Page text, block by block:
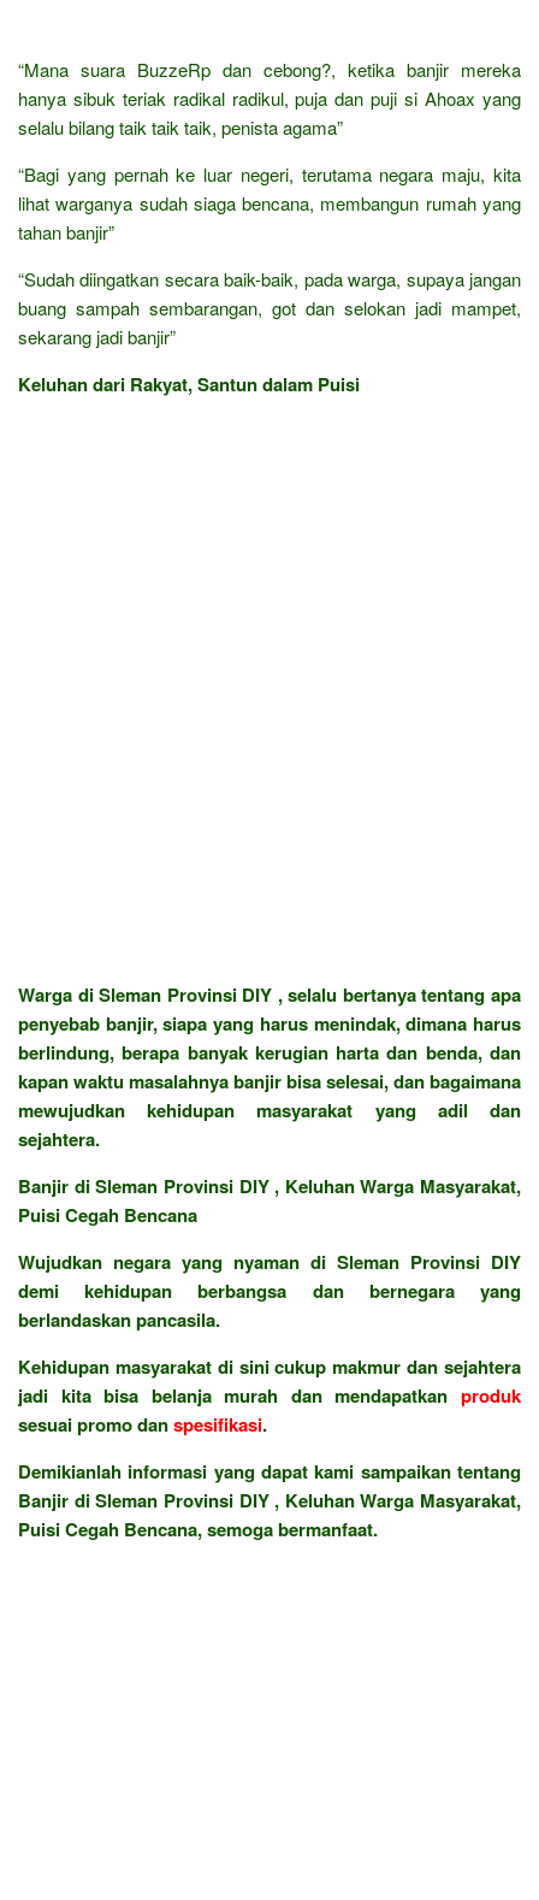
“Mana suara BuzzeRp dan cebong?, ketika banjir mereka
hanya sibuk teriak radikal radikul, puja dan puji si Ahoax yang
selalu bilang taik taik taik, penista agama”
“Bagi yang pernah ke luar negeri, terutama negara maju, kita
lihat warganya sudah siaga bencana, membangun rumah yang
tahan banjir”
“Sudah diingatkan secara baik-baik, pada warga, supaya jangan
buang sampah sembarangan, got dan selokan jadi mampet,
sekarang jadi banjir”
Keluhan dari Rakyat, Santun dalam Puisi
Warga di Sleman Provinsi DIY , selalu bertanya tentang apa
penyebab banjir, siapa yang harus menindak, dimana harus
berlindung, berapa banyak kerugian harta dan benda, dan
kapan waktu masalahnya banjir bisa selesai, dan bagaimana
mewujudkan kehidupan masyarakat yang adil dan
sejahtera.
Banjir di Sleman Provinsi DIY , Keluhan Warga Masyarakat,
Puisi Cegah Bencana
Wujudkan negara yang nyaman di Sleman Provinsi DIY
demi kehidupan berbangsa dan bernegara yang
berlandaskan pancasila.
Kehidupan masyarakat di sini cukup makmur dan sejahtera
jadi kita bisa belanja murah dan mendapatkan produk
sesuai promo danspesifikasi.
Demikianlah informasi yang dapat kami sampaikan tentang
Banjir di Sleman Provinsi DIY , Keluhan Warga Masyarakat,
Puisi Cegah Bencana, semoga bermanfaat.